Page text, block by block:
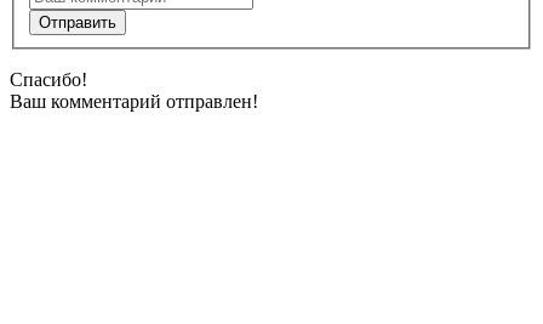
Спасибо!
Ваш комментарий отправлен!